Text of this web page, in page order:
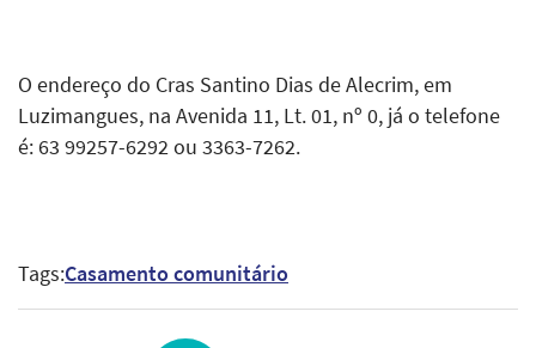
O endereço do Cras Santino Dias de Alecrim, em
Luzimangues, na Avenida 11, Lt. 01, nº 0, já o telefone
é: 63 99257-6292 ou 3363-7262.
Tags:Casamento comunitário